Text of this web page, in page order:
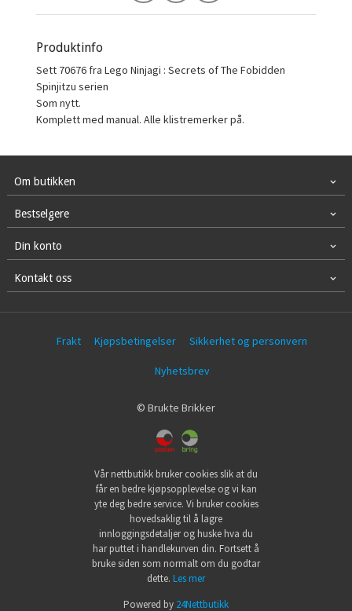
Produktinfo
Sett 70676 fra Lego Ninjagi : Secrets of The Fobidden
Spinjitzu serien
Som nytt.
Komplett med manual. Alle klistremerker på.
Om butikken
Bestselgere
Din konto
Kontakt oss
Frakt Kjøpsbetingelser Sikkerhet og personvern
Nyhetsbrev
© Brukte Brikker
Vår nettbutikk bruker cookies slik at du
får en bedre kjøpsopplevelse og vi kan
yte deg bedre service. Vi bruker cookies
hovedsaklig til å lagre
innloggingsdetaljer og huske hva du
har puttet i handlekurven din. Fortsett å
bruke siden som normalt om du godtar
dette. Les mer
Powered by 24Nettbutikk